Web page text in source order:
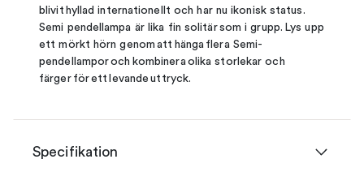
blivit hyllad internationellt och har nu ikonisk status.
Semi pendellampa är lika fin solitär som i grupp. Lys upp
ett mörkt hörn genom att hänga flera Semi-
pendellampor och kombinera olika storlekar och
färger för ett levande uttryck.
Specifikation